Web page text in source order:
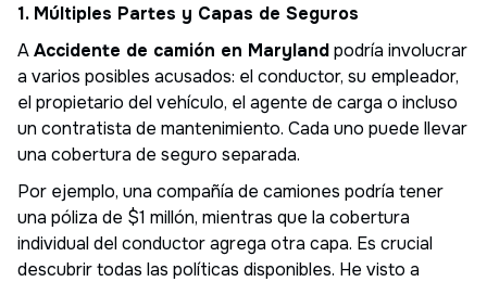
1. Múltiples Partes y Capas de Seguros
AAccidente de camión en Marylandpodría involucrar
a varios posibles acusados: el conductor, su empleador,
el propietario del vehículo, el agente de carga o incluso
un contratista de mantenimiento. Cada uno puede llevar
una cobertura de seguro separada.
Por ejemplo, una compañía de camiones podría tener
una póliza de $1 millón, mientras que la cobertura
individual del conductor agrega otra capa. Es crucial
descubrir todas las políticas disponibles. He visto a